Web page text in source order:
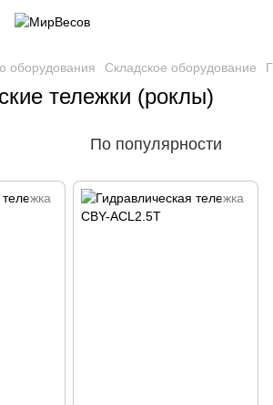
оборудования Складское оборудование
тележки (роклы)
По популярности